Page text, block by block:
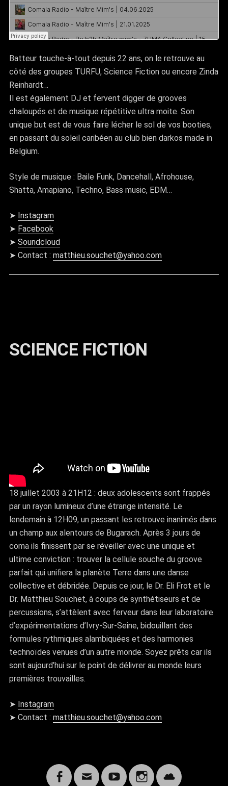
Batteur touche-à-tout depuis 22 ans, on le retrouve au
côté des groupes TURFU, Science Fiction ou encore Zinda
Reinhardt…
Il est également DJ et fervent digger de grooves
chaloupés et de musique répétitive ultra moite. Son
unique but est de vous faire lécher le sol de vos booties,
en passant du soleil caribéen au club bien darkos made in
Belgium.
Style de musique : Baile Funk, Dancehall, Afrohouse,
Shatta, Amapiano, Techno, Bass music, EDM…
➤ Instagram
➤ Facebook
➤ Soundcloud
➤ Contact : matthieu.souchet@yahoo.com
SCIENCE FICTION
18 juillet 2003 à 21H12 : deux adolescents sont frappés
par un rayon lumineux d’une étrange intensité. Le
lendemain à 12H09, un passant les retrouve inanimés dans
un champ aux alentours de Bugarach. Après 3 jours de
coma ils finissent par se réveiller avec une unique et
ultime conviction : trouver la cellule souche du groove
parfait qui unifiera la planète Terre dans une danse
collective et débridée. Depuis ce jour, le Dr. Eli Frot et le
Dr. Matthieu Souchet, à coups de synthétiseurs et de
percussions, s’attèlent avec ferveur dans leur laboratoire
d’expérimentations d’Ivry-Sur-Seine, bidouillant des
formules rythmiques alambiquées et des harmonies
technoïdes venues d’un autre monde. Soyez prêts car ils
sont aujourd’hui sur le point de délivrer au monde leurs
premières trouvailles.
➤ Instagram
➤ Contact : matthieu.souchet@yahoo.com